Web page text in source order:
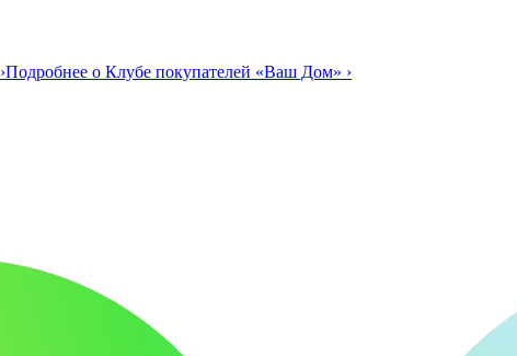
›Подробнее о Клубе покупателей «Ваш Дом» ›